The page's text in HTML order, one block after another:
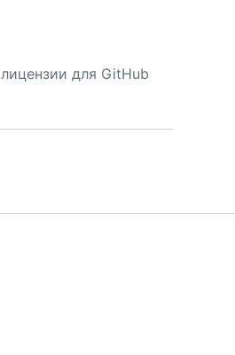
для GitHub